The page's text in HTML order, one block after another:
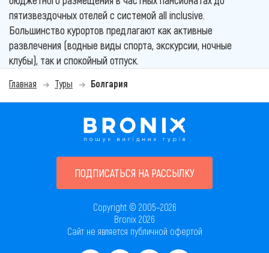
пятизвездочных отелей с системой all inclusive.
Большинство курортов предлагают как активные
развлечения (водные виды спорта, экскурсии, ночные
клубы), так и спокойный отпуск.
Главная Туры Болгария
ПОДПИСАТЬСЯ НА РАССЫЛКУ
Copyright © 2005–2026
Bronix 2026
Сайт не является публичной офертой